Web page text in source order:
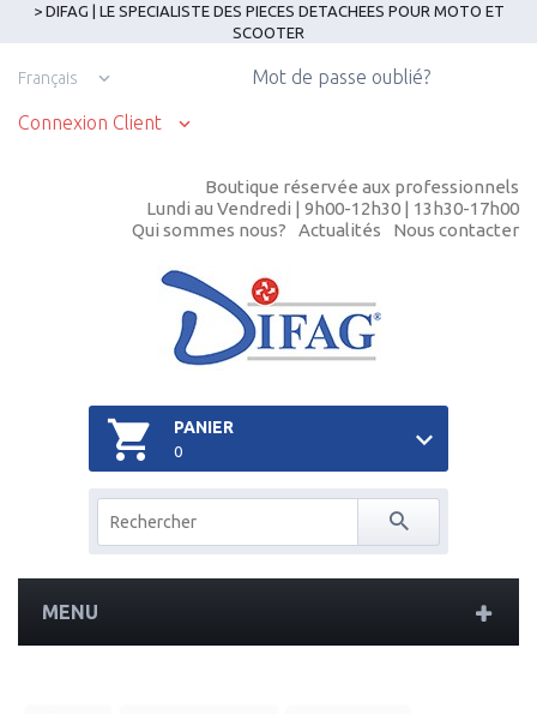
> DIFAG | LE SPECIALISTE DES PIECES DETACHEES POUR MOTO ET
SCOOTER
Français
Connexion Client
Mot de passe oublié?
Boutique réservée aux professionnels
Lundi au Vendredi | 9h00-12h30 | 13h30-17h00
Qui sommes nous?
Actualités Nous contacter
PANIER
0
MENU